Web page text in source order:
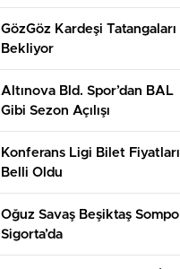
GözGöz Kardeşi Tatangaları
Bekliyor
Altınova Bld. Spor’dan BAL
Gibi Sezon Açılışı
Konferans Ligi Bilet Fiyatları
Belli Oldu
Oğuz Savaş Beşiktaş Sompo
Sigorta’da